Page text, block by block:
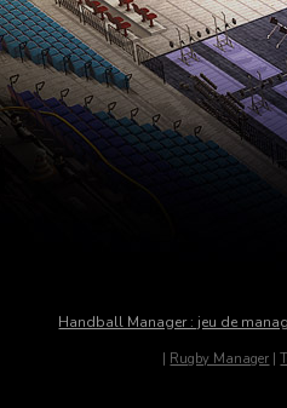
Handball Manager : jeu de
Rugby Manager |